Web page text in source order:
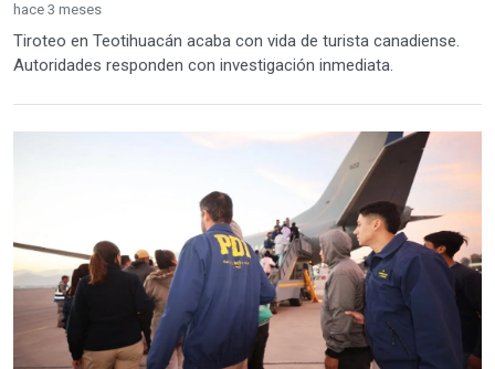
hace 3 meses
Tiroteo en Teotihuacán acaba con vida de turista canadiense.
Autoridades responden con investigación inmediata.